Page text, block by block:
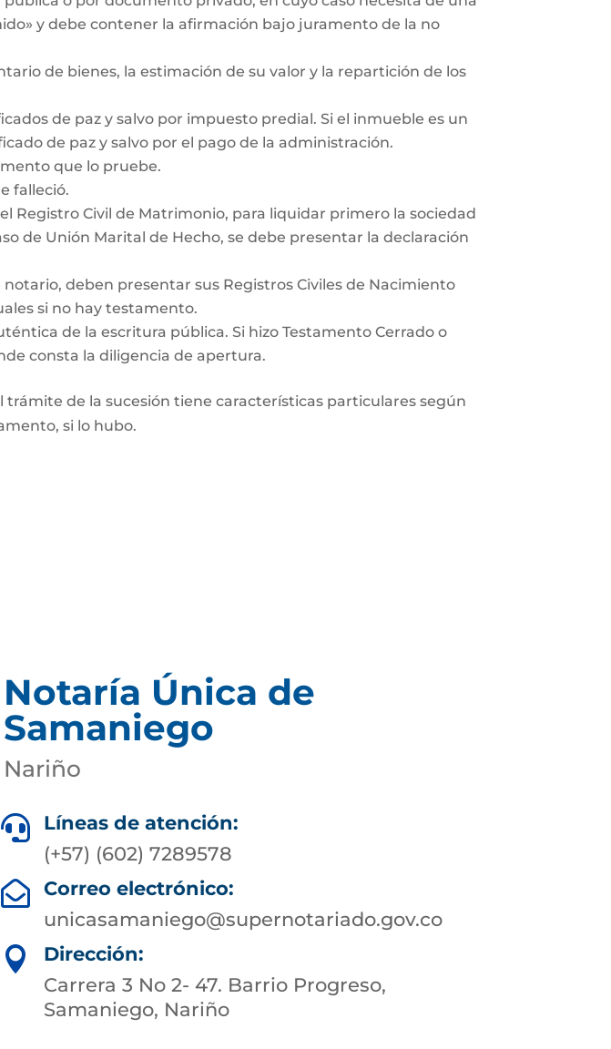
y debe contener la afirmación bajo juramento de la no
de bienes, la estimación de su valor y la repartición de los
de paz y salvo por impuesto predial. Si el inmueble es un
de paz y salvo por el pago de la administración.
que lo pruebe.
falleció.
Registro Civil de Matrimonio, para liquidar primero la sociedad
de Unión Marital de Hecho, se debe presentar la declaración
deben presentar sus Registros Civiles de Nacimiento
si no hay testamento.
de la escritura pública. Si hizo Testamento Cerrado o
consta la diligencia de apertura.
trámite de la sucesión tiene características particulares según
si lo hubo.
Notaría Única de
Samaniego
Nariño

Líneas de atención:
(+57) (602) 7289578

Correo electrónico:
unicasamaniego@supernotariado.gov.co

Dirección:
Carrera 3 No 2- 47. Barrio Progreso,
Samaniego, Nariño